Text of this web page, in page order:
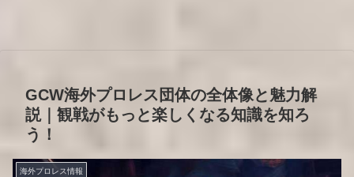
GCW海外プロレス団体の全体像と魅力解
説｜観戦がもっと楽しくなる知識を知ろ
う！
海外プロレス情報